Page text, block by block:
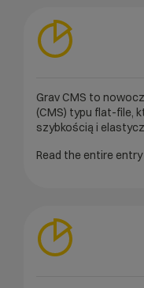
Grav CMS to
(CMS) typu flat-file,
szybkością i
Read the entire